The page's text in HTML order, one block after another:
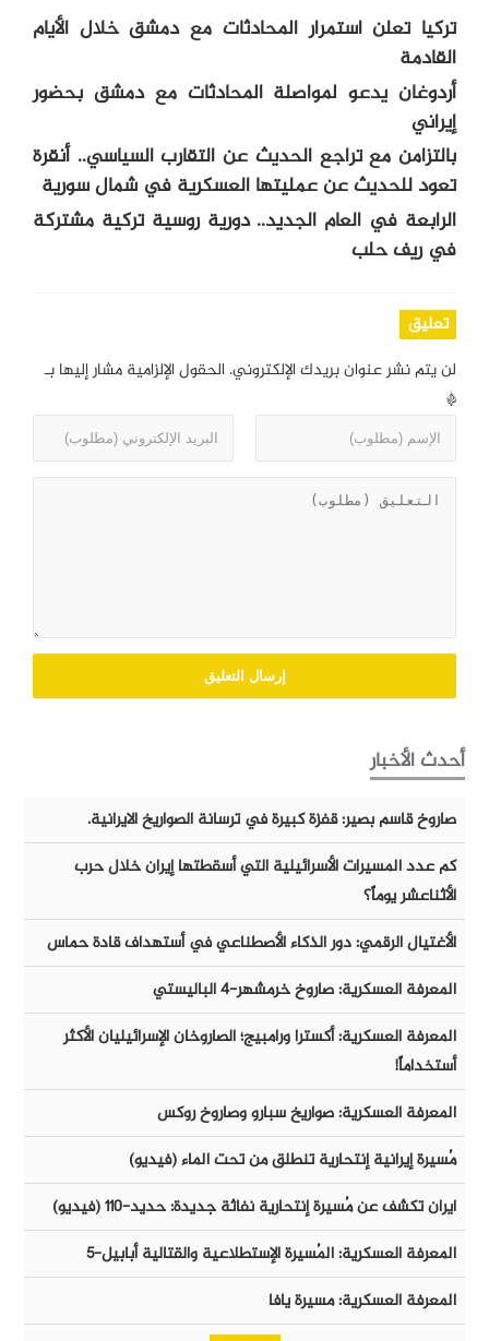
تركيا تعلن استمرار المحادثات مع دمشق خلال الأيام
القادمة
أردوغان يدعو لمواصلة المحادثات مع دمشق بحضور
إيراني
بالتزامن مع تراجع الحديث عن التقارب السياسي.. أنقرة
تعود للحديث عن عمليتها العسكرية في شمال سورية
الرابعة في العام الجديد.. دورية روسية تركية مشتركة
في ريف حلب
تعليق
لن يتم نشر عنوان بريدك الإلكتروني. الحقول الإلزامية مشار إليها بـ
*
أحدث الأخبار
صاروخ قاسم بصير: قفزة كبيرة في ترسانة الصواريخ الايرانية.
كم عدد المسيرات الأسرائيلية التي أسقطتها إيران خلال حرب
الأثناعشر يوماً؟
الأغتيال الرقمي: دور الذكاء الأصطناعي في أستهداف قادة حماس
المعرفة العسكرية: صاروخ خرمشهر-٤ الباليستي
المعرفة العسكرية: أكسترا ورامبيج؛ الصاروخان الإسرائيليان الأكثر
أستخداماً!
المعرفة العسكرية: صواريخ سبارو وصاروخ روكس
مُسيرة إيرانية إنتحارية تنطلق من تحت الماء (فيديو)
ايران تكشف عن مُسيرة إنتحارية نفاثة جديدة: حديد-١١٠ (فيديو)
المعرفة العسكرية: المُسيرة الإستطلاعية والقتالية أبابيل-٥
المعرفة العسكرية: مسيرة يافا